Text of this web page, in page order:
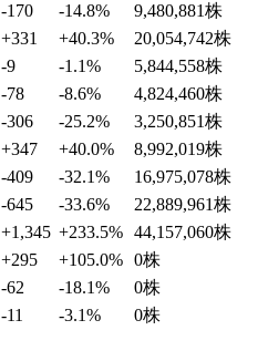
-170 -14.8% 9,480,881株
+331 +40.3% 20,054,742株
-9 -1.1% 5,844,558株
-78 -8.6% 4,824,460株
-306 -25.2% 3,250,851株
+347 +40.0% 8,992,019株
-409 -32.1% 16,975,078株
-645 -33.6% 22,889,961株
+1,345 +233.5% 44,157,060株
+295 +105.0% 0株
-62 -18.1% 0株
-11 -3.1% 0株